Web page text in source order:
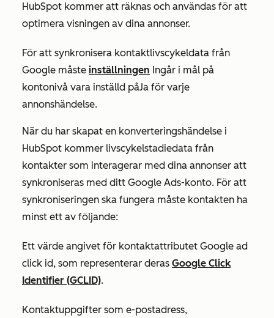
HubSpot kommer att räknas och användas för att
optimera visningen av dina annonser.
För att synkronisera kontaktlivscykeldata från
Google måste inställningen Ingår i mål på
kontonivå vara inställd påJa för varje
annonshändelse.
När du har skapat en konverteringshändelse i
HubSpot kommer livscykelstadiedata från
kontakter som interagerar med dina annonser att
synkroniseras med ditt Google Ads-konto. För att
synkroniseringen ska fungera måste kontakten ha
minst ett av följande:
Ett värde angivet för kontaktattributet Google ad
click id, som representerar deras Google Click
Identifier (GCLID).
Kontaktuppgifter som e-postadress,